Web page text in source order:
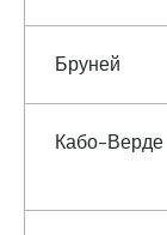
Бруней
Кабо-Верде